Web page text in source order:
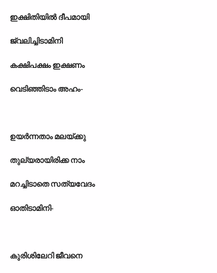
ഇക്ഷിതിയിൽ ദീപമായി
ജ്വലിച്ചിടാമിനി
കക്ഷിപക്ഷം ഇക്ഷണം
വെടിഞ്ഞിടാം അഹം-
ഉയർന്നതാം മലയ്ക്കു
തുല്യരായിരിക്ക നാം
മറച്ചിടാതെ സത്യവേദം
ഓതിടാമിനി-
കുരിശിലേറി ജീവനെ